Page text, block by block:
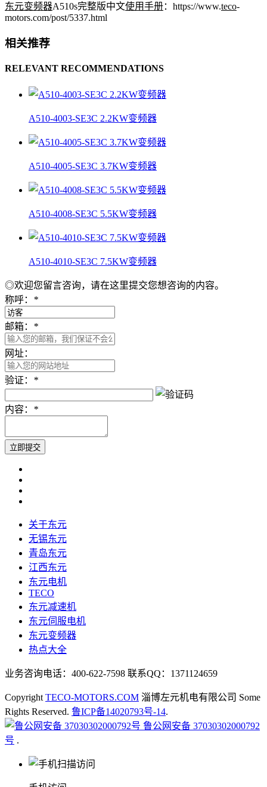
东元变频器A510s完整版中文使用手册：https://www.teco-
motors.com/post/5337.html
相关推荐
RELEVANT RECOMMENDATIONS
A510-4003-SE3C 2.2KW变频器
A510-4005-SE3C 3.7KW变频器
A510-4008-SE3C 5.5KW变频器
A510-4010-SE3C 7.5KW变频器
◎欢迎您留言咨询，请在这里提交您想咨询的内容。
称呼： *
邮箱： *
网址：
验证： *
内容： *
关于东元
无锡东元
青岛东元
江西东元
东元电机
TECO
东元减速机
东元伺服电机
东元变频器
热点大全
业务咨询电话：400-622-7598 联系QQ：1371124659
Copyright TECO-MOTORS.COM 淄博左元机电有限公司 Some
Rights Reserved. 鲁ICP备14020793号-14.
鲁公网安备 37030302000792
号 .